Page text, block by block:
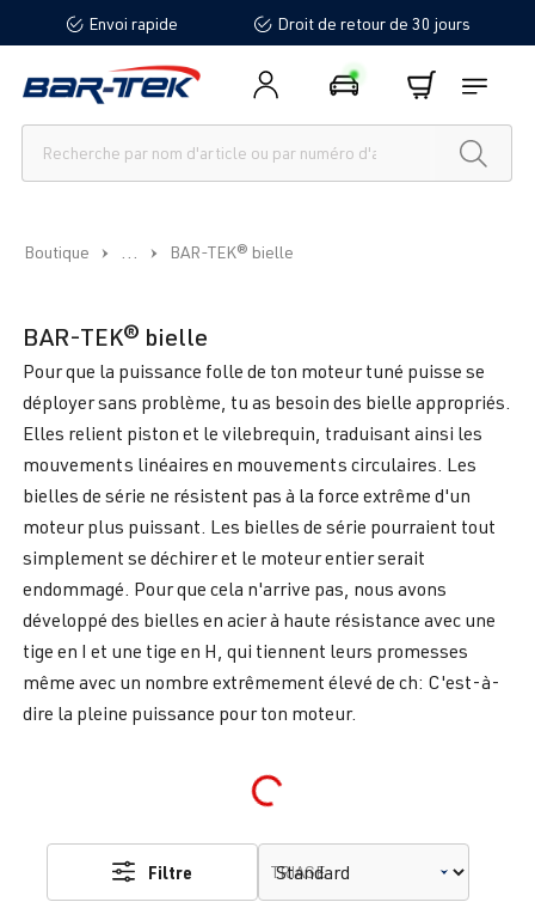
principalEnvoi rapide Droit de retour de 30 jours
Boutique ... BAR-TEK® bielle
BAR-TEK® bielle
Pour que la puissance folle de ton moteur tuné puisse se
déployer sans problème, tu as besoin des bielle appropriés.
Elles relient piston et le vilebrequin, traduisant ainsi les
mouvements linéaires en mouvements circulaires. Les
bielles de série ne résistent pas à la force extrême d'un
moteur plus puissant. Les bielles de série pourraient tout
simplement se déchirer et le moteur entier serait
endommagé. Pour que cela n'arrive pas, nous avons
développé des bielles en acier à haute résistance avec une
tige en I et une tige en H, qui tiennent leurs promesses
même avec un nombre extrêmement élevé de ch: C'est-à-
dire la pleine puissance pour ton moteur.
Loading...
Filtre TRIAGE